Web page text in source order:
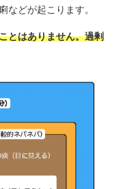
などが起こります。
とはありません。過剰